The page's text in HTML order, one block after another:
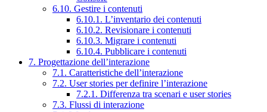
6.10. Gestire i contenuti
6.10.1. L’inventario dei contenuti
6.10.2. Revisionare i contenuti
6.10.3. Migrare i contenuti
6.10.4. Pubblicare i contenuti
7. Progettazione dell’interazione
7.1. Caratteristiche dell’interazione
7.2. User stories per definire l’interazione
7.2.1. Differenza tra scenari e user stories
7.3. Flussi di interazione